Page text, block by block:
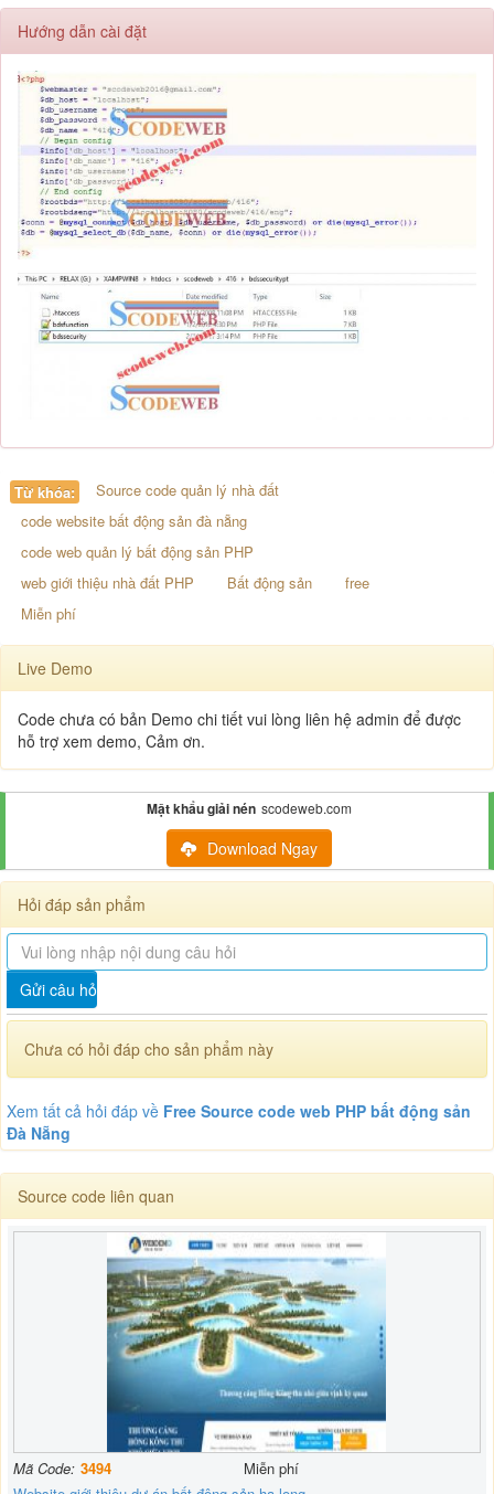
Hướng dẫn cài đặt
Từ khóa:
Source code quản lý nhà đất
code website bất động sản đà nẵng
code web quản lý bất động sản PHP
web giới thiệu nhà đất PHP
Bất động sản
free
Miễn phí
Live Demo
Code chưa có bản Demo chi tiết vui lòng liên hệ admin để được
hỗ trợ xem demo, Cảm ơn.
Mật khẩu giải nén scodeweb.com
Download Ngay
Hỏi đáp sản phẩm
Gửi câu hỏi
Chưa có hỏi đáp cho sản phẩm này
Xem tất cả hỏi đáp về Free Source code web PHP bất động sản
Đà Nẵng
Source code liên quan
Mã Code: 3494
Miễn phí